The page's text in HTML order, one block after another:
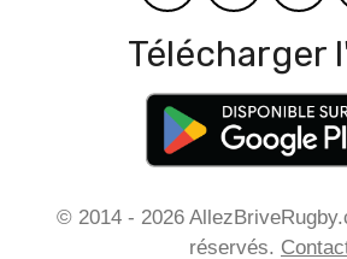
Télécharger
© 2014 - 2026
réservés.